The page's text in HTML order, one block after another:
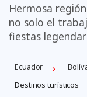
Hermosa
no solo el
fiestas
Ecuador
Destinos turísticos